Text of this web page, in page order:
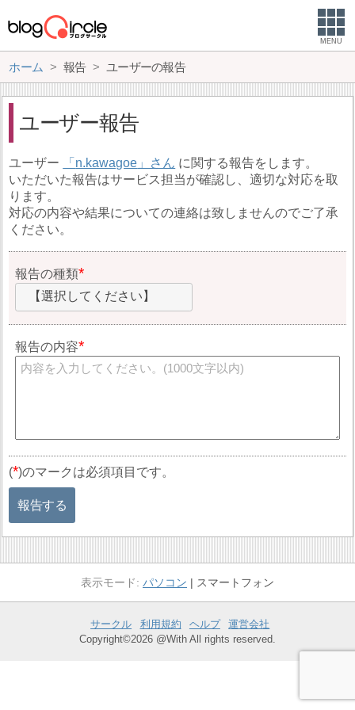
MENU
ホーム 報告 ユーザーの報告
ユーザー報告
ユーザー n.kawagoe
に関する報告をします。
いただいた報告はサービス担当が確認し、適切な対応を取
ります。
対応の内容や結果についての連絡は致しませんのでご了承
ください。
報告の種類
【選択してください】
報告の内容
(*)のマークは必須項目です。
報告する
パソコン スマートフォン
サークル 利用規約 ヘルプ
運営会社
Copyright©2026 @With All rights reserved.